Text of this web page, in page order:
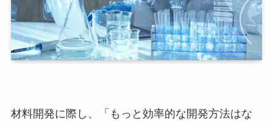
材料開発に際し、「もっと効率的な開発方法はな